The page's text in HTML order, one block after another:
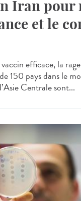
Iran pour
et le
efficace, la
150 pays dans le
Centrale sont...